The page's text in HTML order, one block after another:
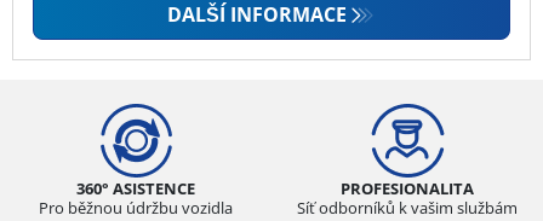
DALŠÍ INFORMACE
360° ASISTENCE
Pro běžnou údržbu vozidla
PROFESIONALITA
Síť odborníků k vašim službám